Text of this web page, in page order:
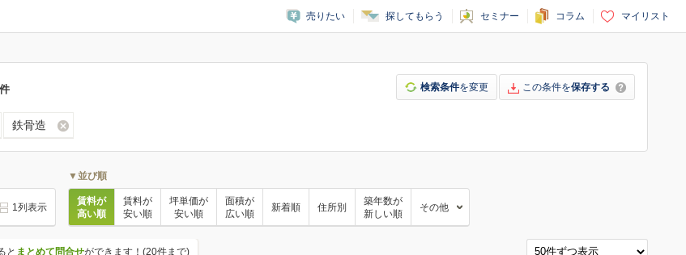
売りたい 探してもらう セミナー コラム マイリスト
件 検索条件を変更 この条件を保存する
鉄骨造
1列表示
▼並び順
賃料が
高い順
賃料が
安い順
坪単価が
安い順
面積が
広い順
新着順 住所別
築年数が
新しい順
その他
と まとめて問合せができます！(20件まで)